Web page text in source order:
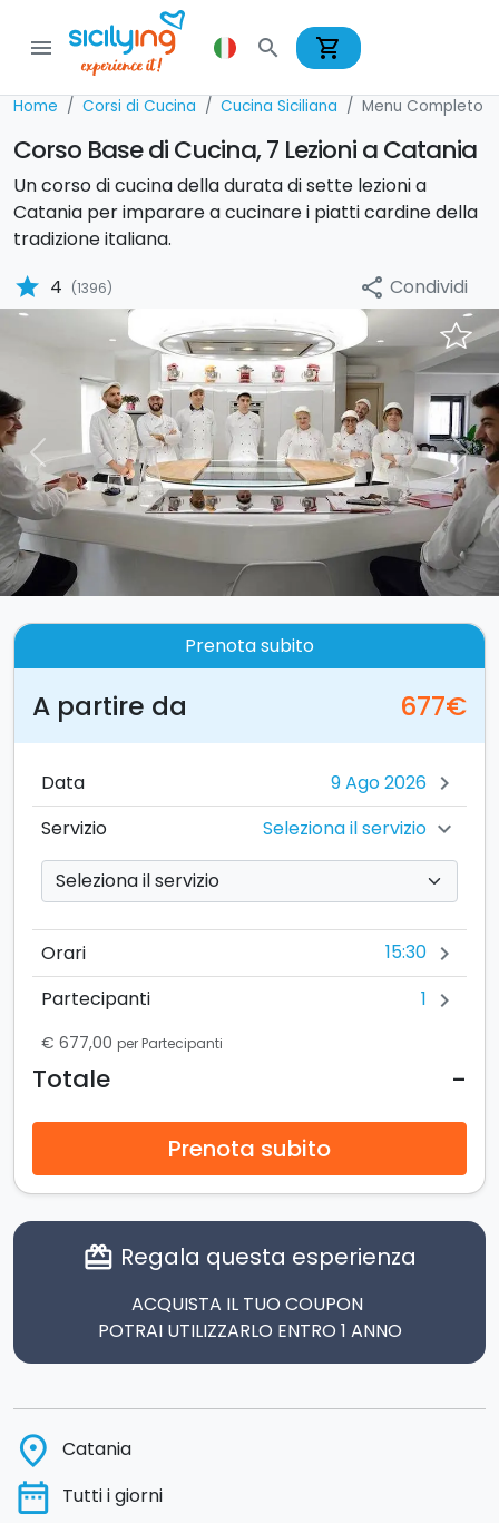
menu search shopping_cart
Home Corsi di Cucina Cucina Siciliana Menu Completo
Corso Base di Cucina, 7 Lezioni a Catania
Un corso di cucina della durata di sette lezioni a
Catania per imparare a cucinare i piatti cardine della
tradizione italiana.
star 4 (1396) share Condividi
Previous Next
Prenota subito
A partire da 677€
Data chevron_right
Servizio Seleziona il servizio chevron_right
Orari 15:30 chevron_right
Partecipanti 1 chevron_right
€ 677,00 per Partecipanti
Totale -
Prenota subito
card_giftcard Regala questa esperienza
ACQUISTA IL TUO COUPON
POTRAI UTILIZZARLO ENTRO 1 ANNO
place Catania
date_range Tutti i giorni